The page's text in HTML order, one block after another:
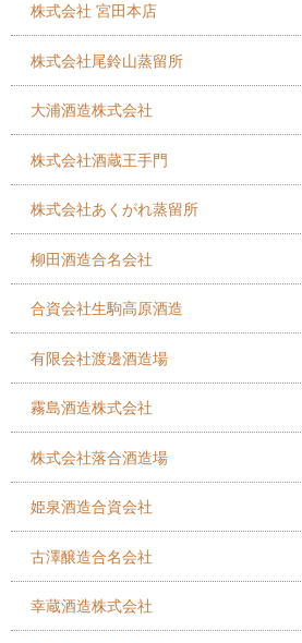
株式会社 宮田本店
株式会社尾鈴山蒸留所
大浦酒造株式会社
株式会社酒蔵王手門
株式会社あくがれ蒸留所
柳田酒造合名会社
合資会社生駒高原酒造
有限会社渡邊酒造場
霧島酒造株式会社
株式会社落合酒造場
姫泉酒造合資会社
古澤醸造合名会社
幸蔵酒造株式会社